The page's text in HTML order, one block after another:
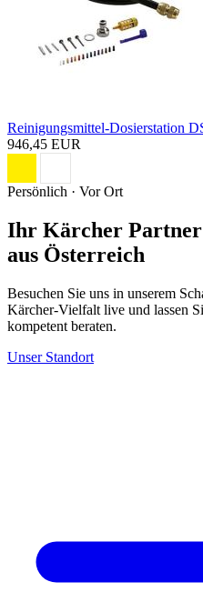
Reinigungsmittel-Dosierstation
946,45 EUR
Persönlich · Vor Ort
Ihr Kärcher Partner
aus Österreich
Besuchen Sie uns in unserem
Kärcher-Vielfalt live und lassen
kompetent beraten.
Unser Standort